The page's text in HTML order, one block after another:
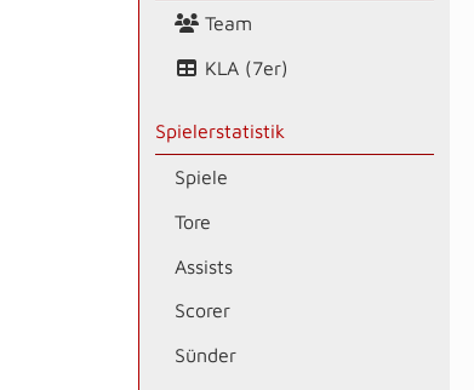
Team
KLA (7er)
Spielerstatistik
Spiele
Tore
Assists
Scorer
Sünder